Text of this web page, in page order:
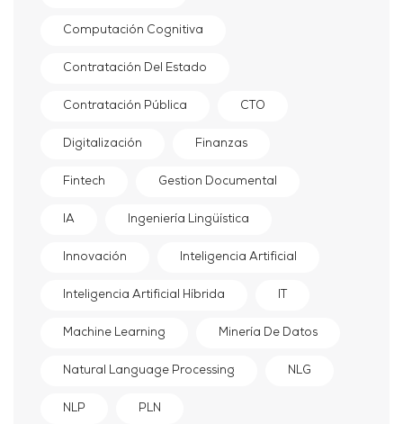
Computación Cognitiva
Contratación Del Estado
Contratación Pública CTO
Digitalización Finanzas
Fintech Gestion Documental
IA Ingeniería Lingüística
Innovación Inteligencia Artificial
Inteligencia Artificial Híbrida
Machine Learning Minería De Datos
Natural Language Processing NLG
NLP PLN